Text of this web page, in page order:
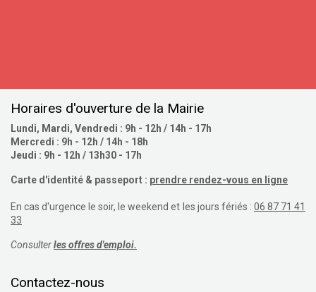
Horaires d'ouverture de la Mairie
Lundi, Mardi, Vendredi : 9h - 12h / 14h - 17h
Mercredi : 9h - 12h / 14h - 18h
Jeudi : 9h - 12h / 13h30 - 17h
Carte d'identité & passeport : prendre rendez-vous en ligne
En cas d'urgence le soir, le weekend et les jours fériés : 06 87 71 41
33
Consulterles offres d'emploi.
Contactez-nous